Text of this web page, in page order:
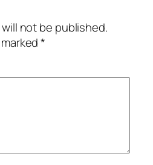
not be published.
*